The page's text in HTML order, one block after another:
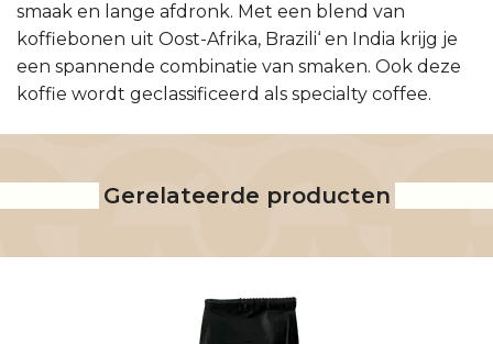
smaak en lange afdronk. Met een blend van
koffiebonen uit Oost-Afrika, Brazili‘ en India krijg je
een spannende combinatie van smaken. Ook deze
koffie wordt geclassificeerd als specialty coffee.
Gerelateerde producten